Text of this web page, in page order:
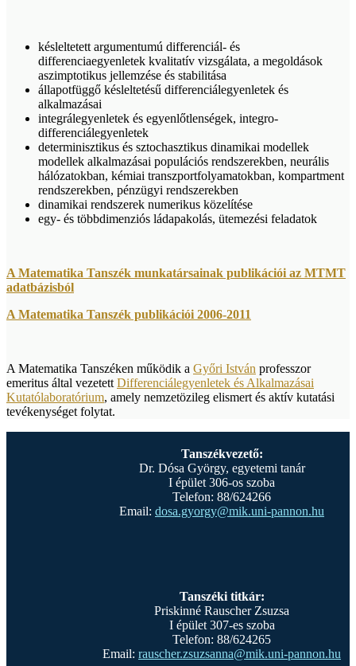
késleltetett argumentumú differenciál- és
differenciaegyenletek kvalitatív vizsgálata, a megoldások
aszimptotikus jellemzése és stabilitása
állapotfüggő késleltetésű differenciálegyenletek és
alkalmazásai
integrálegyenletek és egyenlőtlenségek, integro-
differenciálegyenletek
determinisztikus és sztochasztikus dinamikai modellek
modellek alkalmazásai populációs rendszerekben, neurális
hálózatokban, kémiai transzportfolyamatokban, kompartment
rendszerekben, pénzügyi rendszerekben
dinamikai rendszerek numerikus közelítése
egy- és többdimenziós ládapakolás, ütemezési feladatok
A Matematika Tanszék munkatársainak publikációi az MTMT
adatbázisból
A Matematika Tanszék publikációi 2006-2011
A Matematika Tanszéken működik a Győri István professzor
emeritus által vezetett Differenciálegyenletek és Alkalmazásai
Kutatólaboratórium, amely nemzetözileg elismert és aktív kutatási
tevékenységet folytat.
Tanszékvezető:
Dr. Dósa György, egyetemi tanár
I épület 306-os szoba
Telefon: 88/624266
Email: dosa.gyorgy@mik.uni-pannon.hu
Tanszéki titkár:
Priskinné Rauscher Zsuzsa
I épület 307-es szoba
Telefon: 88/624265
Email: rauscher.zsuzsanna@mik.uni-pannon.hu